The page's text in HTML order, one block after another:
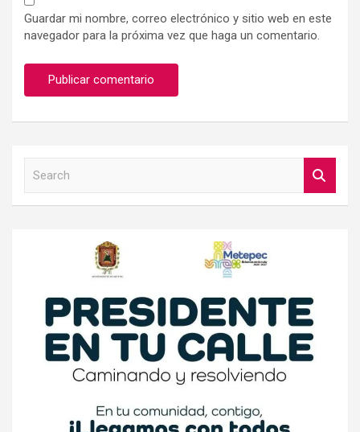
Guardar mi nombre, correo electrónico y sitio web en este
navegador para la próxima vez que haga un comentario.